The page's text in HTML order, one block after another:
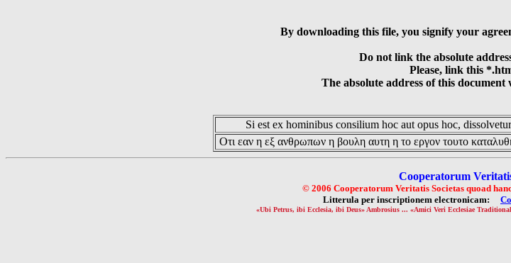
By downloading this file, you signify your
Do not link the absolute
Please, link this
The absolute address of this document
Si est ex hominibus consilium hoc aut opus hoc,
Οτι εαν η εξ ανθρωπων η βουλη αυτη η το εργον τουτο
Cooperatorum
© 2006 Cooperatorum Veritatis Societas quoad
Litterula per inscriptionem electronicam:
«Ubi Petrus, ibi Ecclesia, ibi Deus» Ambrosius ... «Amici Veri Ecclesiae